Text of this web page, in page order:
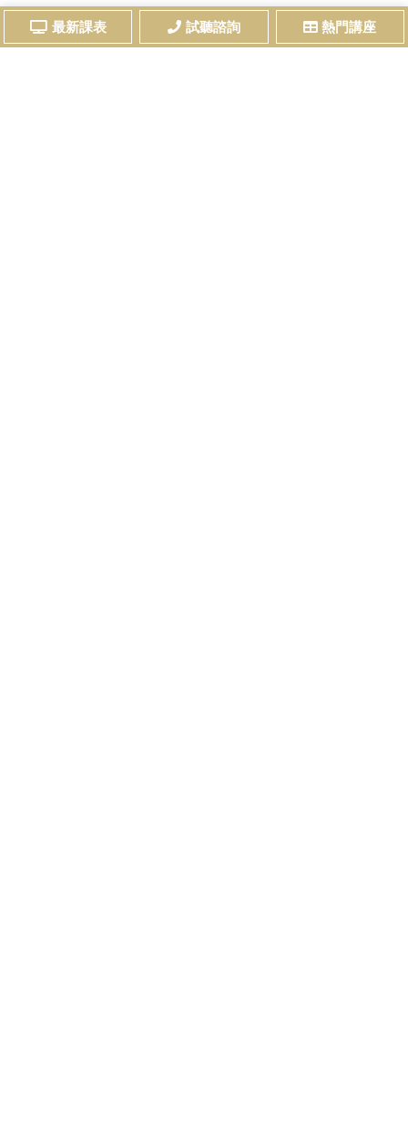
最新課表 試聽諮詢 熱門講座